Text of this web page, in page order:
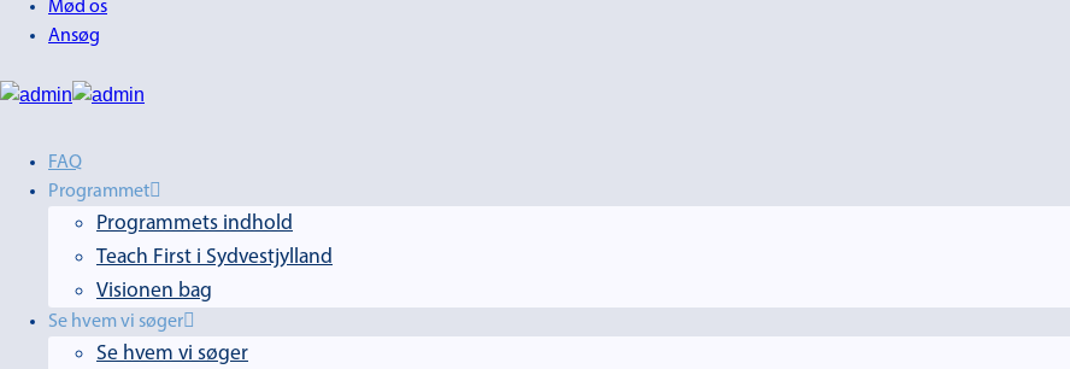
Mød os
Ansøg
FAQ
Programmet
Programmets indhold
Teach First i Sydvestjylland
Visionen bag
Se hvem vi søger
Se hvem vi søger